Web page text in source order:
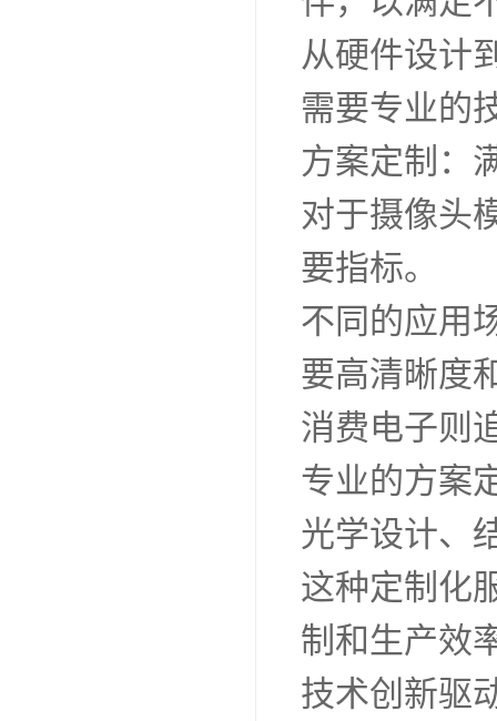
从硬件设计
需要专业的
方案定制：
对于摄像头
要指标。
不同的应用
要高清晰度
消费电子则
专业的方案
光学设计、
这种定制化
制和生产效
技术创新驱